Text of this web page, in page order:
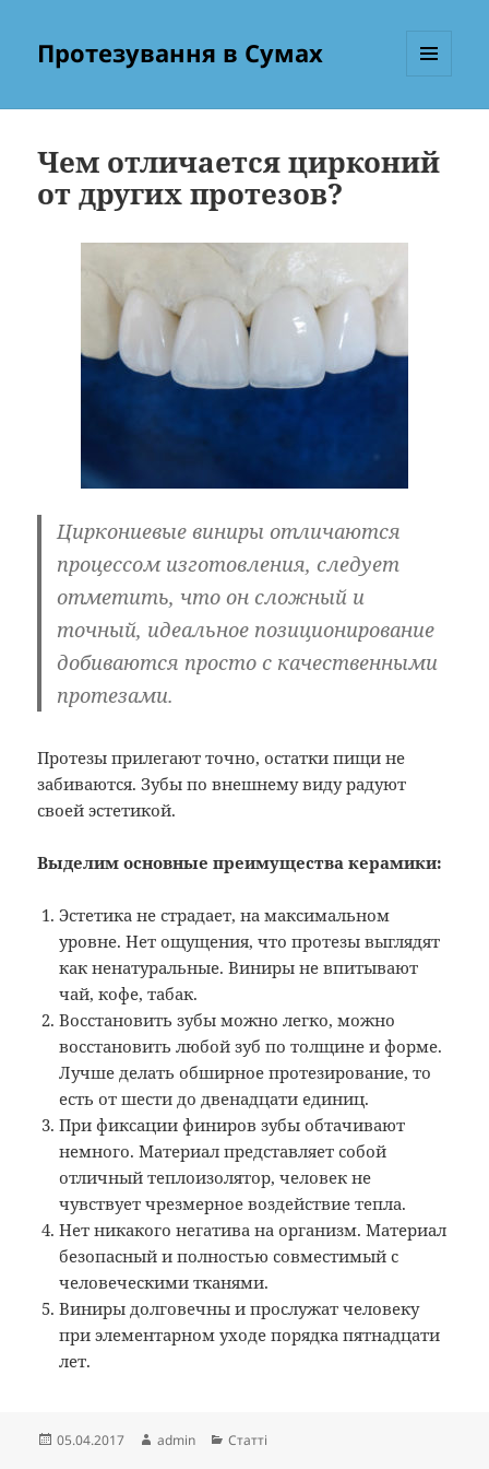
Протезування в Сумах
Чем отличается цирконий
от других протезов?
Циркониевые виниры отличаются
процессом изготовления, следует
отметить, что он сложный и
точный, идеальное позиционирование
добиваются просто с качественными
протезами.
Протезы прилегают точно, остатки пищи не
забиваются. Зубы по внешнему виду радуют
своей эстетикой.
Выделим основные преимущества керамики:
Эстетика не страдает, на максимальном
уровне. Нет ощущения, что протезы выглядят
как ненатуральные. Виниры не впитывают
чай, кофе, табак.
Восстановить зубы можно легко, можно
восстановить любой зуб по толщине и форме.
Лучше делать обширное протезирование, то
есть от шести до двенадцати единиц.
При фиксации финиров зубы обтачивают
немного. Материал представляет собой
отличный теплоизолятор, человек не
чувствует чрезмерное воздействие тепла.
Нет никакого негатива на организм. Материал
безопасный и полностью совместимый с
человеческими тканями.
Виниры долговечны и прослужат человеку
при элементарном уходе порядка пятнадцати
лет.
Опубліковано
05.04.2017 Автор
admin Категорії
Статті